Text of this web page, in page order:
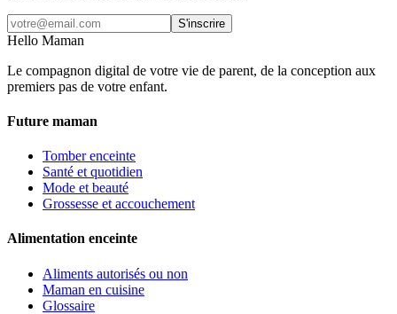
S'inscrire
Hello Maman
Le compagnon digital de votre vie de parent, de la conception aux
premiers pas de votre enfant.
Future maman
Tomber enceinte
Santé et quotidien
Mode et beauté
Grossesse et accouchement
Alimentation enceinte
Aliments autorisés ou non
Maman en cuisine
Glossaire